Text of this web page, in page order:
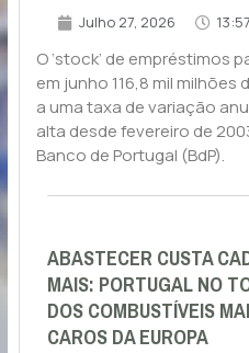
Julho 27, 2026 13:57
O ‘stock’ de empréstimos
em junho 116,8 mil
a uma taxa de variação
alta desde fevereiro de
Banco de Portugal (BdP).
ABASTECER CUSTA
MAIS: PORTUGAL NO
DOS COMBUSTÍVEIS
CAROS DA EUROPA